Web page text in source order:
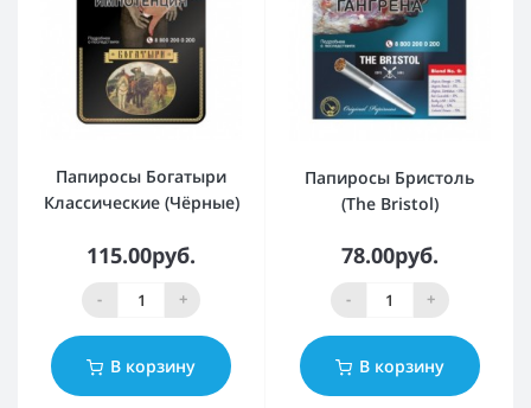
Папиросы Богатыри
Классические (Чёрные)
115.00руб.
- +
В корзину
Папиросы Бристоль
(The Bristol)
78.00руб.
- +
В корзину